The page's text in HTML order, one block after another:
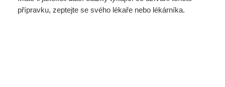
přípravku, zeptejte se svého lékaře nebo lékárníka.